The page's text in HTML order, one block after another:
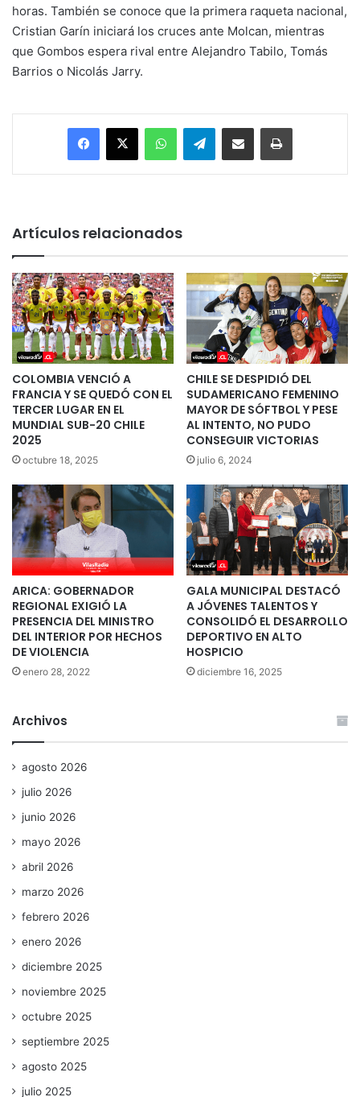
horas. También se conoce que la primera raqueta nacional,
Cristian Garín iniciará los cruces ante Molcan, mientras
que Gombos espera rival entre Alejandro Tabilo, Tomás
Barrios o Nicolás Jarry.
Facebook
X WhatsAppTelegramEnviar vía email Imprimir
Artículos relacionados
COLOMBIA VENCIÓ A
FRANCIA Y SE QUEDÓ CON EL
TERCER LUGAR EN EL
MUNDIAL SUB-20 CHILE
2025
octubre 18, 2025
CHILE SE DESPIDIÓ DEL
SUDAMERICANO FEMENINO
MAYOR DE SÓFTBOL Y PESE
AL INTENTO, NO PUDO
CONSEGUIR VICTORIAS
julio 6, 2024
ARICA: GOBERNADOR
REGIONAL EXIGIÓ LA
PRESENCIA DEL MINISTRO
DEL INTERIOR POR HECHOS
DE VIOLENCIA
enero 28, 2022
GALA MUNICIPAL DESTACÓ
A JÓVENES TALENTOS Y
CONSOLIDÓ EL DESARROLLO
DEPORTIVO EN ALTO
HOSPICIO
diciembre 16, 2025
Archivos
agosto 2026
julio 2026
junio 2026
mayo 2026
abril 2026
marzo 2026
febrero 2026
enero 2026
diciembre 2025
noviembre 2025
octubre 2025
septiembre 2025
agosto 2025
julio 2025